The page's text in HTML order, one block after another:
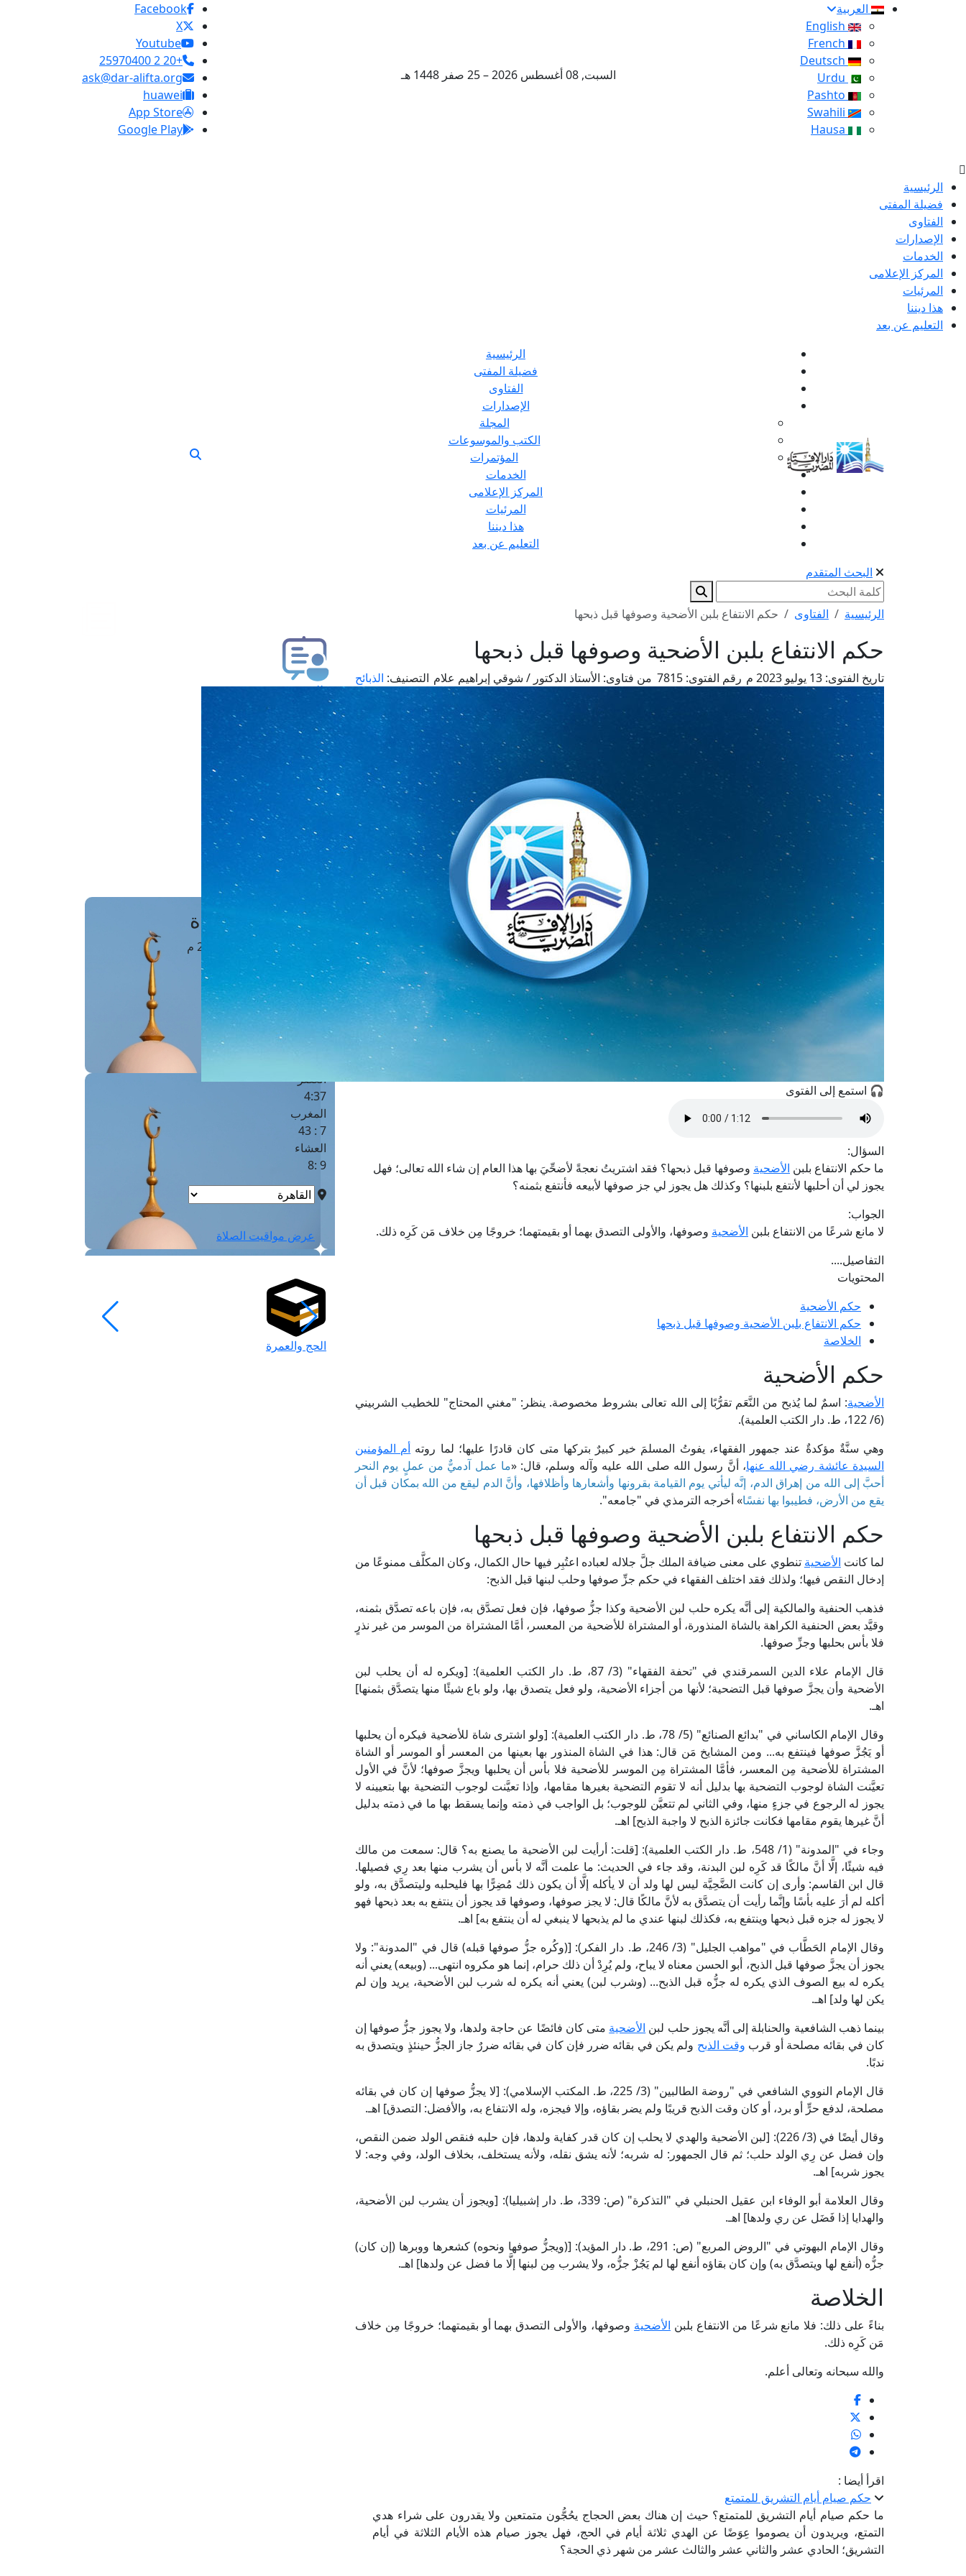
العربية
السبت, 08 أغسطس 2026 – 25 صفر 1448 هـ
Facebook
X
Youtube
+20 2 25970400
ask@dar-alifta.org
huawei
App Store
Google Play
الرئيسية
فضيلة المفتى
الفتاوى
الإصدارات
الخدمات
المركز الإعلامى
المرئيات
هذا ديننا
التعليم عن بعد
الرئيسية
فضيلة المفتى
الفتاوى
الإصدارات
المجلة
الكتب والموسوعات
المؤتمرات
الخدمات
المركز الإعلامى
المرئيات
هذا ديننا
التعليم عن بعد
البحث المتقدم
الرئيسية الفتاوى حكم الانتفاع بلبن الأضحية وصوفها قبل ذبحها
حكم الانتفاع بلبن الأضحية وصوفها قبل ذبحها
تاريخ الفتوى: رقم الفتوى: 7815 من فتاوى: الأستاذ الدكتور / شوقي إبراهيم علام التصنيف: الذبائح
🎧 استمع إلى الفتوى
السؤال:
ما حكم الانتفاع بلبن الأضحية وصوفها قبل ذبحها؟ فقد اشتريتُ نعجةً لأضحِّيَ بها هذا العام إن شاء الله تعالى؛ فهل
يجوز لي أن أحلبها لأنتفع بلبنها؟ وكذلك هل يجوز لي جز صوفها لأبيعه فأنتفع بثمنه؟
الجواب:
لا مانع شرعًا من الانتفاع بلبن الأضحية وصوفها، والأولى التصدق بهما أو بقيمتهما؛ خروجًا مِن خلاف مَن كَرِه ذلك.
التفاصيل....
المحتويات
حكم الأضحية
حكم الانتفاع بلبن الأضحية وصوفها قبل ذبحها
الخلاصة
حكم الأضحية
الأضحية: اسمٌ لما يُذبح من النَّعَم تقرُّبًا إلى الله تعالى بشروط مخصوصة. ينظر: "مغني المحتاج" للخطيب الشربيني
(6/ 122، ط. دار الكتب العلمية).
وهي سنَّةٌ مؤكدةٌ عند جمهور الفقهاء، يفوتُ المسلمَ خير كبيرٌ بتركها متى كان قادرًا عليها؛ لما روته أم المؤمنين
السيدة عائشة رضي الله عنها، أنَّ رسول الله صلى الله عليه وآله وسلم، قال: «ما عمل آدميٌّ من عملٍ يوم النحر
أحبَّ إلى الله من إهراق الدم، إنَّه ليأتي يوم القيامة بقرونها وأشعارها وأظلافها، وأنَّ الدم ليقع من الله بمكان قبل أن
يقع من الأرض، فطيبوا بها نفسًا» أخرجه الترمذي في "جامعه".
حكم الانتفاع بلبن الأضحية وصوفها قبل ذبحها
لما كانت الأضحية تنطوي على معنى ضيافة الملك جلَّ جلاله لعباده اعتُبِر فيها حال الكمال، وكان المكلَّف ممنوعًا من
إدخال النقص فيها؛ ولذلك فقد اختلف الفقهاء في حكم جزِّ صوفها وحلب لبنها قبل الذبح:
فذهب الحنفية والمالكية إلى أنَّه يكره حلب لبن الأضحية وكذا جزُّ صوفها، فإن فعل تصدَّق به، فإن باعه تصدَّق بثمنه،
وقيَّد بعض الحنفية الكراهة بالشاة المنذورة، أو المشتراة للأضحية من المعسر، أمَّا المشتراة من الموسر من غير نذرٍ
فلا بأس بحلبها وجزِّ صوفها.
قال الإمام علاء الدين السمرقندي في "تحفة الفقهاء" (3/ 87، ط. دار الكتب العلمية): [ويكره له أن يحلب لبن
الأضحية وأن يجزَّ صوفها قبل التضحية؛ لأنها من أجزاء الأضحية، ولو فعل يتصدق بها، ولو باع شيئًا منها يتصدَّق بثمنها]
اهـ.
وقال الإمام الكاساني في "بدائع الصنائع" (5/ 78، ط. دار الكتب العلمية): [ولو اشترى شاة للأضحية فيكره أن يحلبها
أو يَجُزَّ صوفها فينتفع به... ومن المشايخ مَن قال: هذا في الشاة المنذور بها بعينها من المعسر أو الموسر أو الشاة
المشتراة للأضحية مِن المعسر، فأمَّا المشتراة مِن الموسر للأضحية فلا بأس أن يحلبها ويجزَّ صوفها؛ لأنَّ في الأول
تعيَّنت الشاة لوجوب التضحية بها بدليل أنه لا تقوم التضحية بغيرها مقامها، وإذا تعيَّنت لوجوب التضحية بها بتعيينه لا
يجوز له الرجوع في جزءٍ منها، وفي الثاني لم تتعيَّن للوجوب؛ بل الواجب في ذمته وإنما يسقط بها ما في ذمته بدليل
أنَّ غيرها يقوم مقامها فكانت جائزة الذبح لا واجبة الذبح] اهـ.
وجاء في "المدونة" (1/ 548، ط. دار الكتب العلمية): [قلت: أرأيت لبن الأضحية ما يصنع به؟ قال: سمعت من مالك
فيه شيئًا، إلَّا أنَّ مالكًا قد كَرِه لبن البدنة، وقد جاء في الحديث: ما علمت أنَّه لا بأس أن يشرب منها بعد رِي فصيلها.
قال ابن القاسم: وأرى إن كانت الضَّحِيَّة ليس لها ولد أن لا يأكله إلَّا أن يكون ذلك مُضِرًّا بها فليحلبه وليتصدَّق به، ولو
أكله لم أرَ عليه بأسًا وإنَّما رأيت أن يتصدَّق به لأنَّ مالكًا قال: لا يجز صوفها، وصوفها قد يجوز أن ينتفع به بعد ذبحها فهو
لا يجوز له جزه قبل ذبحها وينتفع به، فكذلك لبنها عندي ما لم يذبحها لا ينبغي له أن ينتفع به] اهـ.
وقال الإمام الحَطَّاب في "مواهب الجليل" (3/ 246، ط. دار الفكر): [(وكُره جزُّ صوفها قبله) قال في "المدونة": ولا
يجوز أن يجزَّ صوفها قبل الذبح، أبو الحسن معناه لا يباح، ولم يُرِدْ أن ذلك حرام، إنما هو مكروه انتهى... (وبيعه) يعني أنه
يكره له بيع الصوف الذي يكره له جزُّه قبل الذبح... (وشرب لبن) يعني أنه يكره له شرب لبن الأضحية، يريد وإن لم
يكن لها ولد] اهـ.
بينما ذهب الشافعية والحنابلة إلى أنَّه يجوز حلب لبن الأضحية متى كان فائضًا عن حاجة ولدها، ولا يجوز جزُّ صوفها إن
كان في بقائه مصلحة أو قرب وقت الذبح ولم يكن في بقائه ضرر فإن كان في بقائه ضررٌ جاز الجزُّ حينئذٍ ويتصدق به
ندبًا.
قال الإمام النووي الشافعي في "روضة الطالبين" (3/ 225، ط. المكتب الإسلامي): [لا يجزُّ صوفها إن كان في بقائه
مصلحة، لدفع حرٍّ أو برد، أو كان وقت الذبح قريبًا ولم يضر بقاؤه، وإلا فيجزه، وله الانتفاع به، والأفضل: التصدق] اهـ.
وقال أيضًا في (3/ 226): [لبن الأضحية والهدي لا يحلب إن كان قدر كفاية ولدها، فإن حلبه فنقص الولد ضمن النقص،
وإن فضل عن رِي الولد حلب؛ ثم قال الجمهور: له شربه؛ لأنه يشق نقله، ولأنه يستخلف، بخلاف الولد، وفي وجه: لا
يجوز شربه] اهـ.
وقال العلامة أبو الوفاء ابن عقيل الحنبلي في "التذكرة" (ص: 339، ط. دار إشبيليا): [ويجوز أن يشرب لبن الأضحية،
والهدايا إذا فَضَل عن ري ولدها] اهـ.
وقال الإمام البهوتي في "الروض المربع" (ص: 291، ط. دار المؤيد): [(ويجزُّ صوفها ونحوه) كشعرها ووبرها (إن كان)
جزُّه (أنفع لها ويتصدَّق به) وإن كان بقاؤه أنفع لها لم يَجُزْ جزُّه، ولا يشرب مِن لبنها إلَّا ما فضل عن ولدها] اهـ.
الخلاصة
بناءً على ذلك: فلا مانع شرعًا من الانتفاع بلبن الأضحية وصوفها، والأولى التصدق بهما أو بقيمتهما؛ خروجًا مِن خلاف
مَن كَرِه ذلك.
والله سبحانه وتعالى أعلم.
اقرأ أيضا :
حكم صيام أيام التشريق للمتمتع
ما حكم صيام أيام التشريق للمتمتع؟ حيث إن هناك بعض الحجاج يحُجُّون متمتعين ولا يقدرون على شراء هدي
التمتع، ويريدون أن يصوموا عِوَضًا عن الهدي ثلاثة أيام في الحج، فهل يجوز صيام هذه الأيام الثلاثة في أيام
التشريق؛ الحادي عشر والثاني عشر والثالث عشر من شهر ذي الحجة؟
طلب فتوى
استعلام عن فتوى
حجز موعد
الفتوى الهاتفية
مَواقِيتُ الصَّـــلاة
القاهرة · 08 أغسطس 2026 م
الفجر
4 :42
الشروق
العصر
4:37
المغرب
7 : 43
العشاء
9 :8
عرض مواقيت الصلاة
الحج والعمرة